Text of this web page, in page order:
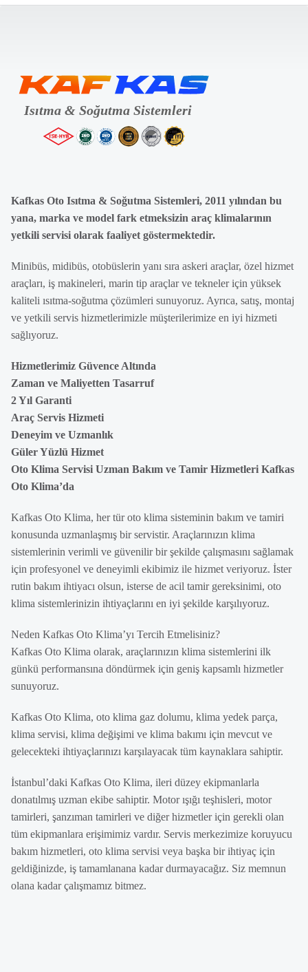
Kafkas Oto Isıtma & Soğutma Sistemleri, 2011 yılından bu
yana, marka ve model fark etmeksizin araç klimalarının
yetkili servisi olarak faaliyet göstermektedir.
Minibüs, midibüs, otobüslerin yanı sıra askeri araçlar, özel hizmet
araçları, iş makineleri, marin tip araçlar ve tekneler için yüksek
kaliteli ısıtma-soğutma çözümleri sunuyoruz. Ayrıca, satış, montaj
ve yetkili servis hizmetlerimizle müşterilerimize en iyi hizmeti
sağlıyoruz.
Hizmetlerimiz Güvence Altında
Zaman ve Maliyetten Tasarruf
2 Yıl Garanti
Araç Servis Hizmeti
Deneyim ve Uzmanlık
Güler Yüzlü Hizmet
Oto Klima Servisi Uzman Bakım ve Tamir Hizmetleri Kafkas
Oto Klima’da
Kafkas Oto Klima, her tür oto klima sisteminin bakım ve tamiri
konusunda uzmanlaşmış bir servistir. Araçlarınızın klima
sistemlerinin verimli ve güvenilir bir şekilde çalışmasını sağlamak
için profesyonel ve deneyimli ekibimiz ile hizmet veriyoruz. İster
rutin bakım ihtiyacı olsun, isterse de acil tamir gereksinimi, oto
klima sistemlerinizin ihtiyaçlarını en iyi şekilde karşılıyoruz.
Neden Kafkas Oto Klima’yı Tercih Etmelisiniz?
Kafkas Oto Klima olarak, araçlarınızın klima sistemlerini ilk
günkü performansına döndürmek için geniş kapsamlı hizmetler
sunuyoruz.
Kafkas Oto Klima, oto klima gaz dolumu, klima yedek parça,
klima servisi, klima değişimi ve klima bakımı için mevcut ve
gelecekteki ihtiyaçlarınızı karşılayacak tüm kaynaklara sahiptir.
İstanbul’daki Kafkas Oto Klima, ileri düzey ekipmanlarla
donatılmış uzman ekibe sahiptir. Motor ışığı teşhisleri, motor
tamirleri, şanzıman tamirleri ve diğer hizmetler için gerekli olan
tüm ekipmanlara erişimimiz vardır. Servis merkezimize koruyucu
bakım hizmetleri, oto klima servisi veya başka bir ihtiyaç için
geldiğinizde, iş tamamlanana kadar durmayacağız. Siz memnun
olana kadar çalışmamız bitmez.